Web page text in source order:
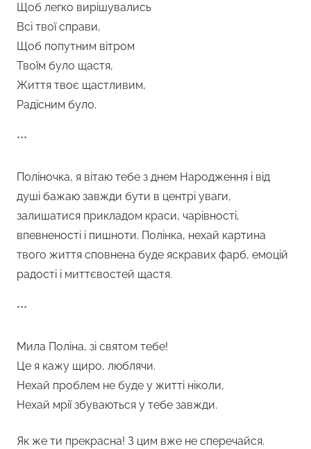
Щоб легко вирішувались
Всі твої справи,
Щоб попутним вітром
Твоїм було щастя,
Життя твоє щастливим,
Радісним було.
***
Поліночка, я вітаю тебе з днем Народження і від
душі бажаю завжди бути в центрі уваги,
залишатися прикладом краси, чарівності,
впевненості і пишноти. Полінка, нехай картина
твого життя сповнена буде яскравих фарб, емоцій
радості і миттєвостей щастя.
***
Мила Поліна, зі святом тебе!
Це я кажу щиро, люблячи.
Нехай проблем не буде у житті ніколи,
Нехай мрії збуваються у тебе завжди.
Як же ти прекрасна! З цим вже не сперечайся.